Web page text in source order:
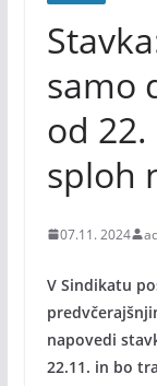
samo
od
sploh
07.11. 2024
V Sindikatu
napovedi
22.11. in bo